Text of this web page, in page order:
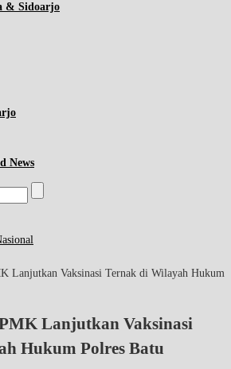
& Sidoarjo
News
Lanjutkan Vaksinasi Ternak di Wilayah Hukum
Lanjutkan Vaksinasi
Hukum Polres Batu